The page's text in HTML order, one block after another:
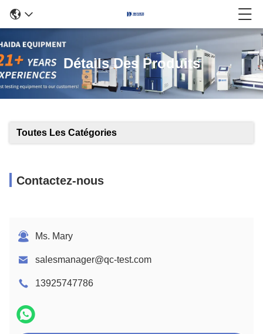
Détails Des Produits
Toutes Les Catégories
Contactez-nous
Ms. Mary
salesmanager@qc-test.com
13925747786